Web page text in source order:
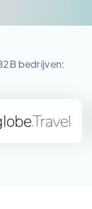
bedrijven: